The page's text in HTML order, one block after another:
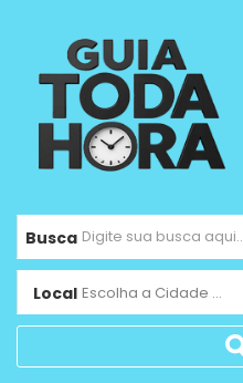
Busca
Local Escolha a Cidade ...